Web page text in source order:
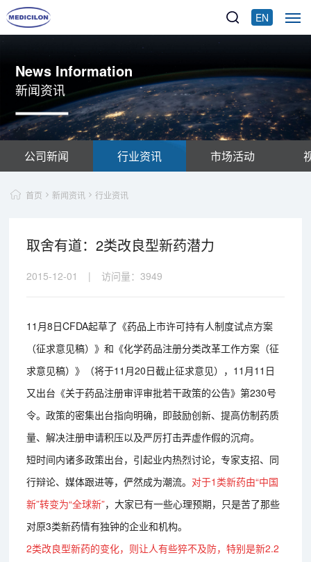
EN
News Information
新闻资讯
公司新闻 行业资讯 市场活动
首页 新闻资讯 行业资讯
取舍有道：2类改良型新药潜力
2015-12-01 | 访问量：3949
11月8日CFDA起草了《药品上市许可持有人制度试点方案
（征求意见稿）》和《化学药品注册分类改革工作方案（征
求意见稿）》（将于11月20日截止征求意见），11月11日
又出台《关于药品注册审评审批若干政策的公告》第230号
令。政策的密集出台指向明确，即鼓励创新、提高仿制药质
量、解决注册申请积压以及严厉打击弄虚作假的沉疴。
短时间内诸多政策出台，引起业内热烈讨论，专家支招、同
行辩论、媒体跟进等，俨然成为潮流。 对于1类新药由“中国
新”转变为“全球新”，大家已有一些心理预期，只是苦了那些
对原3类新药情有独钟的企业和机构。
2类改良型新药的变化，则让人有些猝不及防，特别是新2.2